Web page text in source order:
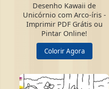
Desenho Kawaii de
Unicórnio com Arco-íris -
Imprimir PDF Grátis ou
Pintar Online!
Colorir Agora